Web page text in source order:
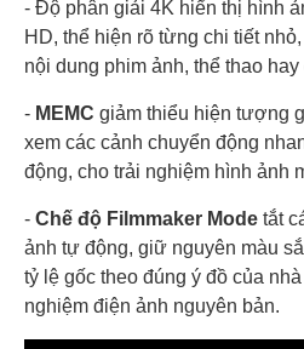
- Độ phân giải 4K hiển thị hình
HD, thể hiện rõ từng chi tiết
nội dung phim ảnh, thể thao
- MEMC giảm thiểu hiện tượng
xem các cảnh chuyển động
động, cho trải nghiệm hình ảnh
- Chế độ Filmmaker Mode tắt
ảnh tự động, giữ nguyên màu
tỷ lệ gốc theo đúng ý đồ của
nghiệm điện ảnh nguyên bản.